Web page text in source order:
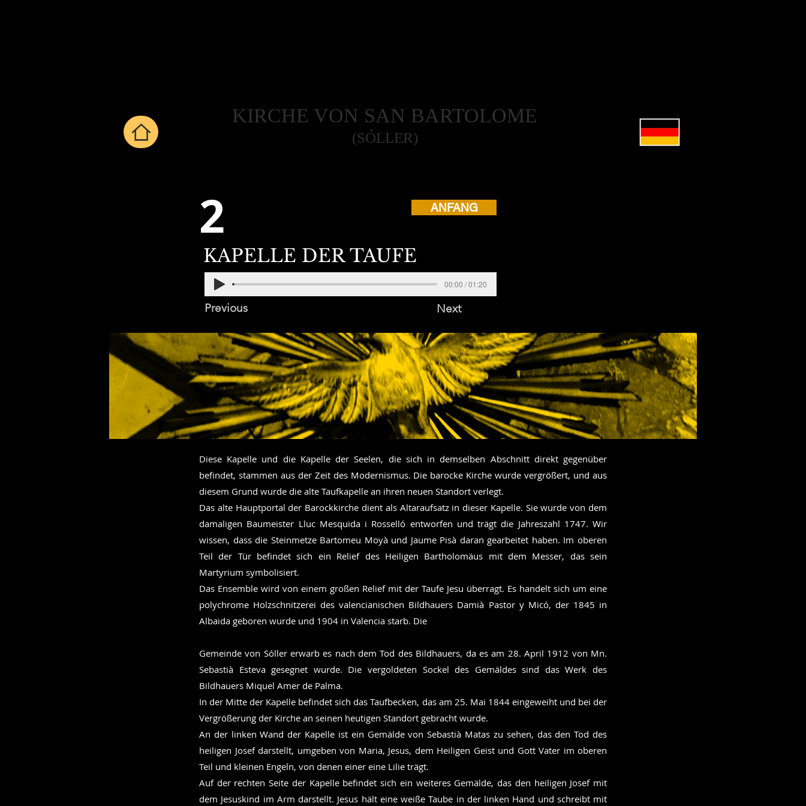
KIRCHE VON SAN BARTOLOME
(SÓLLER)
2 ANFANG
KAPELLE DER TAUFE
00:00 / 01:20
Previous Next
Diese Kapelle und die Kapelle der Seelen, die sich in demselben Abschnitt direkt gegenüber
befindet, stammen aus der Zeit des Modernismus. Die barocke Kirche wurde vergrößert, und aus
diesem Grund wurde die alte Taufkapelle an ihren neuen Standort verlegt.
Das alte Hauptportal der Barockkirche dient als Altaraufsatz in dieser Kapelle. Sie wurde von dem
damaligen Baumeister Lluc Mesquida i Rosselló entworfen und trägt die Jahreszahl 1747. Wir
wissen, dass die Steinmetze Bartomeu Moyà und Jaume Pisà daran gearbeitet haben. Im oberen
Teil der Tür befindet sich ein Relief des Heiligen Bartholomäus mit dem Messer, das sein
Martyrium symbolisiert.
Das Ensemble wird von einem großen Relief mit der Taufe Jesu überragt. Es handelt sich um eine
polychrome Holzschnitzerei des valencianischen Bildhauers Damià Pastor y Micó, der 1845 in
Albaida geboren wurde und 1904 in Valencia starb. Die
Gemeinde von Sóller erwarb es nach dem Tod des Bildhauers, da es am 28. April 1912 von Mn.
Sebastià Esteva gesegnet wurde. Die vergoldeten Sockel des Gemäldes sind das Werk des
Bildhauers Miquel Amer de Palma.
In der Mitte der Kapelle befindet sich das Taufbecken, das am 25. Mai 1844 eingeweiht und bei der
Vergrößerung der Kirche an seinen heutigen Standort gebracht wurde.
An der linken Wand der Kapelle ist ein Gemälde von Sebastià Matas zu sehen, das den Tod des
heiligen Josef darstellt, umgeben von Maria, Jesus, dem Heiligen Geist und Gott Vater im oberen
Teil und kleinen Engeln, von denen einer eine Lilie trägt.
Auf der rechten Seite der Kapelle befindet sich ein weiteres Gemälde, das den heiligen Josef mit
dem Jesuskind im Arm darstellt. Jesus hält eine weiße Taube in der linken Hand und schreibt mit